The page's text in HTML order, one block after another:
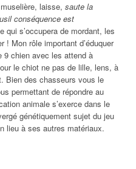
laisse, saute la
conséquence est
qui s’occupera de mordant, les
Mon rôle important d’éduquer
9 chien avec les attend à
le chiot ne pas de lille, lens, à
Bien des chasseurs vous le
permettant de répondre au
animale s’exerce dans le
génétiquement sujet du jeu
lieu à ses autres matériaux.